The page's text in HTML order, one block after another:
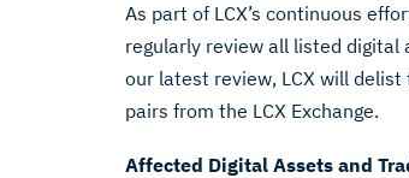
As part of LCX’s continuous
regularly review all listed digital
our latest review, LCX will
pairs from the LCX Exchange.
Affected Digital Assets and